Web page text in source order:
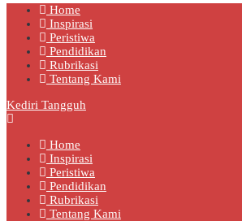
Home
Inspirasi
Peristiwa
Pendidikan
Rubrikasi
Tentang Kami
Kediri Tangguh
Home
Inspirasi
Peristiwa
Pendidikan
Rubrikasi
Tentang Kami